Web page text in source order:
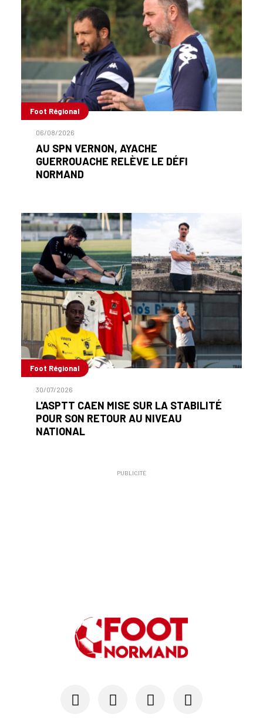
Foot Régional
06/08/2026
AU SPN VERNON, AYACHE
GUERROUACHE RELÈVE LE DÉFI
NORMAND
Foot Régional
30/07/2026
L'ASPTT CAEN MISE SUR LA STABILITÉ
POUR SON RETOUR AU NIVEAU
NATIONAL
PUBLICITÉ